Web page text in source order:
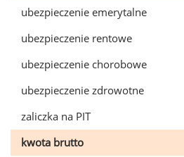
ubezpieczenie emerytalne
ubezpieczenie rentowe
ubezpieczenie chorobowe
ubezpieczenie zdrowotne
zaliczka na PIT
kwota brutto